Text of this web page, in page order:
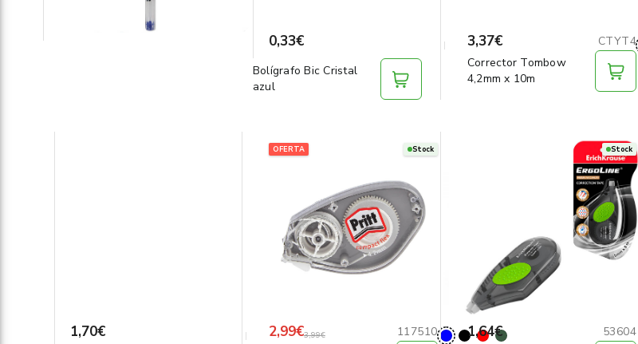
0,33€
Bolígrafo Bic Cristal
azul
3,37€
CTYT4
Corrector Tombow
4,2mm x 10m
1,70€
OFERTA Stock
2,99€3,99€
117510
Stock
1,64€
53604